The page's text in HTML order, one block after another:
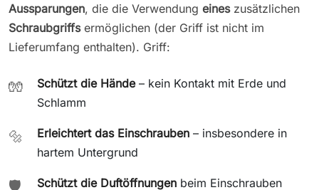
Aussparungen, die die Verwendung eineszusätzlichen
Schraubgriffsermöglichen (der Griff ist nicht im
Lieferumfang enthalten). Griff:
🧤 Schützt die Hände– kein Kontakt mit Erde und
Schlamm
🔩 Erleichtert das Einschrauben – insbesondere in
hartem Untergrund
🛡️ Schützt die Duftöffnungen beim Einschrauben